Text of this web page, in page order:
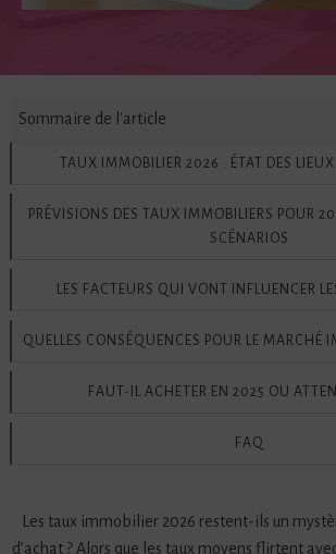
Sommaire de l'article
TAUX IMMOBILIER 2026 : ÉTAT DES
PRÉVISIONS DES TAUX IMMOBILIERS POUR
SCÉNARIOS
LES FACTEURS QUI VONT INFLUENCER
QUELLES CONSÉQUENCES POUR LE MARCHÉ
FAUT-IL ACHETER EN 2025 OU
FAQ
Les taux immobilier 2026 restent-ils un
d’achat ? Alors que les taux moyens flirtent